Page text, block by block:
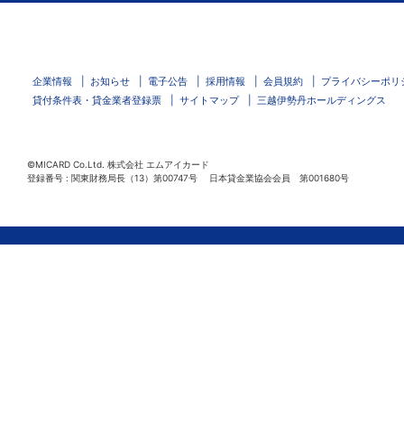
企業情報 お知らせ 電子公告 採用情報 会員規約
プライバシーポリ
貸付条件表・貸金業者登録票
サイトマップ 三越伊勢丹ホールディングス
©MICARD Co.Ltd. 株式会社 エムアイカード
登録番号 : 関東財務局長（13）第00747号 日本貸金業協会会員 第001680号